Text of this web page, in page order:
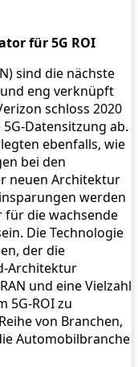
für 5G ROI
sind die nächste
eng verknüpft
schloss 2020
Datensitzung ab.
ebenfalls, wie
bei den
neuen Architektur
werden
für die wachsende
Die Technologie
der die
Architektur
und eine Vielzahl
5G-ROI zu
von Branchen,
Automobilbranche